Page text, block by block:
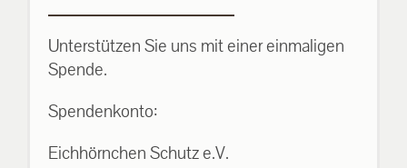
Unterstützen Sie uns mit einer einmaligen
Spende.
Spendenkonto:
Eichhörnchen Schutz e.V.